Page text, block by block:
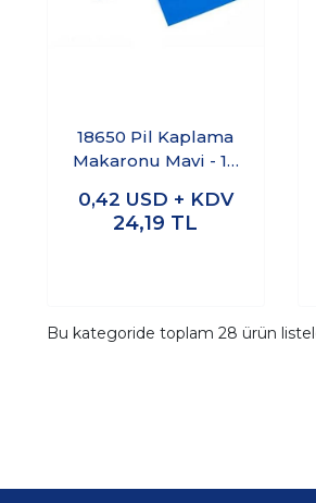
18650 Pil Kaplama
Makaronu Mavi - 10
0,42 USD + KDV
24,19 TL
Bu kategoride toplam 28 ürün